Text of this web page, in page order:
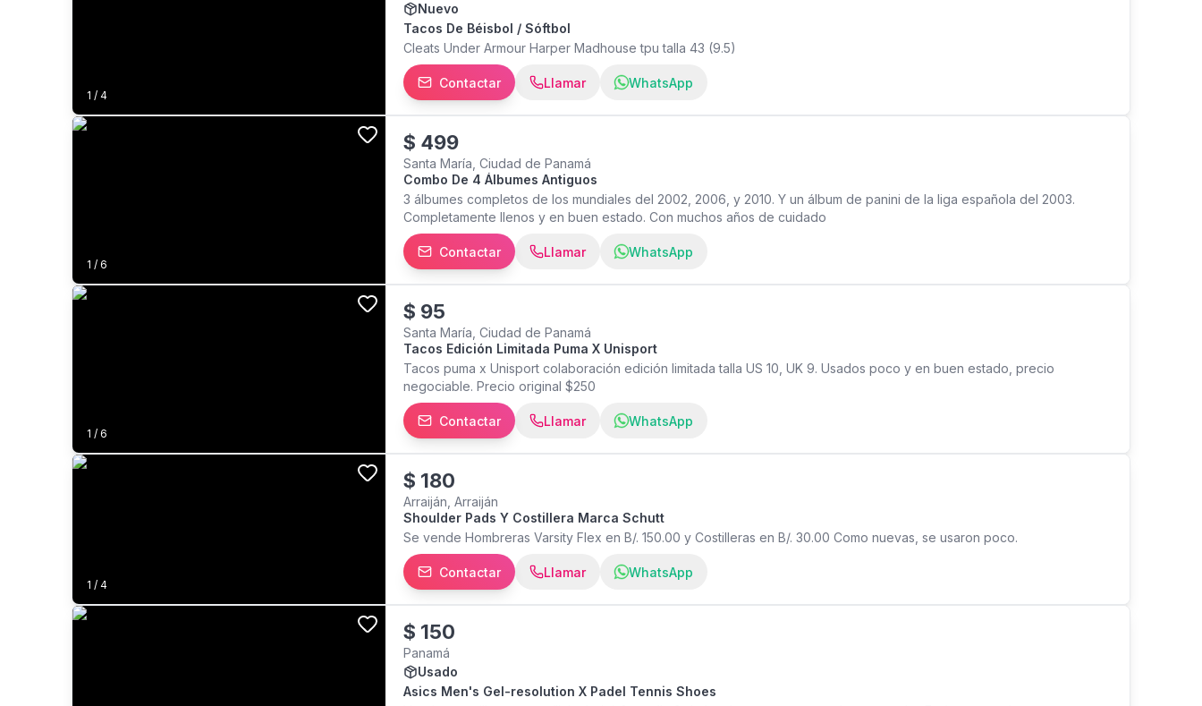
1 / 4
Nuevo
Tacos De Béisbol / Sóftbol
Cleats Under Armour Harper Madhouse tpu talla 43 (9.5)
Contactar Llamar WhatsApp
1 / 6
$ 499
Santa María, Ciudad de Panamá
Combo De 4 Álbumes Antiguos
3 álbumes completos de los mundiales del 2002, 2006, y 2010. Y un álbum de panini de la liga española del 2003.
Completamente llenos y en buen estado. Con muchos años de cuidado
Contactar Llamar WhatsApp
1 / 6
$ 95
Santa María, Ciudad de Panamá
Tacos Edición Limitada Puma X Unisport
Tacos puma x Unisport colaboración edición limitada talla US 10, UK 9. Usados poco y en buen estado, precio
negociable. Precio original $250
Contactar Llamar WhatsApp
1 / 4
$ 180
Arraiján, Arraiján
Shoulder Pads Y Costillera Marca Schutt
Se vende Hombreras Varsity Flex en B/. 150.00 y Costilleras en B/. 30.00 Como nuevas, se usaron poco.
Contactar Llamar WhatsApp
$ 150
Panamá
Usado
Asics Men's Gel-resolution X Padel Tennis Shoes